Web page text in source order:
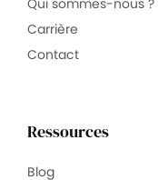
Carrière
Contact
Ressources
Blog